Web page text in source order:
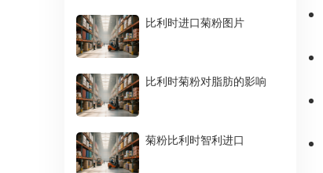
比利时进口菊粉图片
比利时菊粉对脂肪的影响
菊粉比利时智利进口